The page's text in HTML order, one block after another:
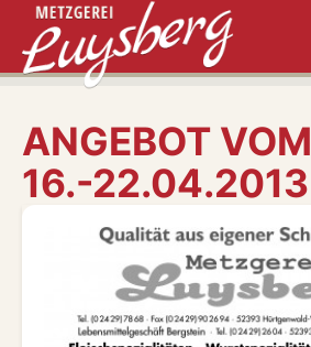
ANGEBOT VOM
16.-22.04.2013